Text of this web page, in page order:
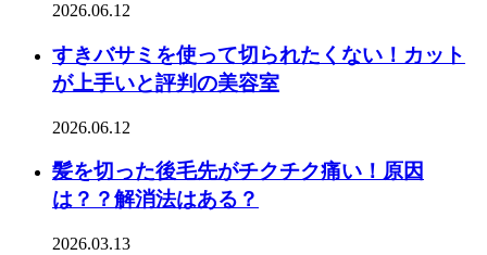
2026.06.12
すきバサミを使って切られたくない！カット
が上手いと評判の美容室
2026.06.12
髪を切った後毛先がチクチク痛い！原因
は？？解消法はある？
2026.03.13